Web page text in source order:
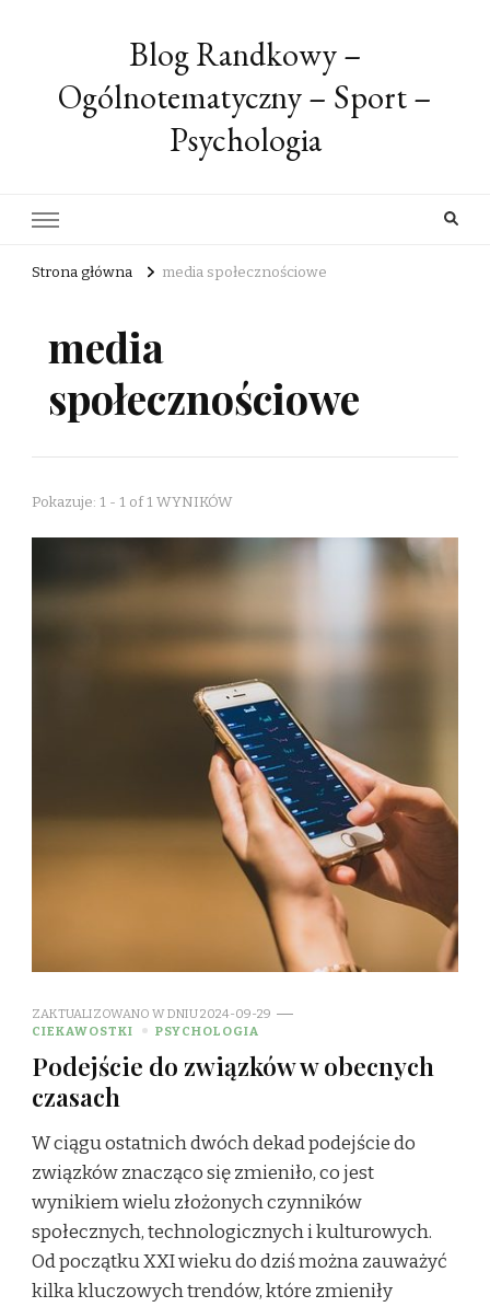
Blog Randkowy –
Ogólnotematyczny – Sport –
Psychologia
Strona główna media społecznościowe
media
społecznościowe
Pokazuje: 1 - 1 of 1 WYNIKÓW
ZAKTUALIZOWANO W DNIU2024-09-29
CIEKAWOSTKI
PSYCHOLOGIA
Podejście do związków w obecnych
czasach
W ciągu ostatnich dwóch dekad podejście do
związków znacząco się zmieniło, co jest
wynikiem wielu złożonych czynników
społecznych, technologicznych i kulturowych.
Od początku XXI wieku do dziś można zauważyć
kilka kluczowych trendów, które zmieniły